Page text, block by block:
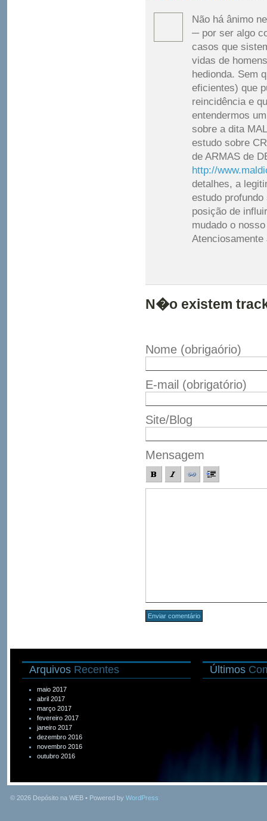
Não há ânimo
─ por ser algo
casos que
vidas de
hedionda. Sem
eficientes) que
reincidência e
entendermos
sobre a dita
estudo sobre
de ARMAS de
http://
detalhes, a
estudo
posição de
mudado o
N�o existem
Nome (obrigaório)
E-mail (obrigatório)
Site/Blog
Mensagem
Arquivos Recentes
maio 2017
abril 2017
março 2017
fevereiro 2017
janeiro 2017
dezembro 2016
novembro 2016
outubro 2016
Últimos
© 2026 Depósito na WEB • Powered by WordPress